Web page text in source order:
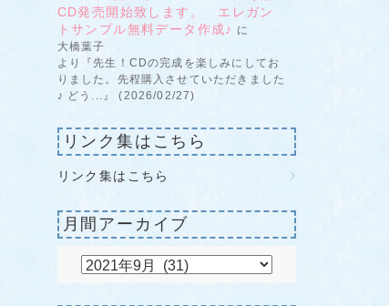
CD発売開始致します。 エレガン
トサンプル無料データ作成♪ に
大橋葉子
より『先生！CDの完成を楽しみにしてお
りました。先程購入させていただきました
♪ どう...』 (2026/02/27)
リンク集はこちら
リンク集はこちら
月間アーカイブ